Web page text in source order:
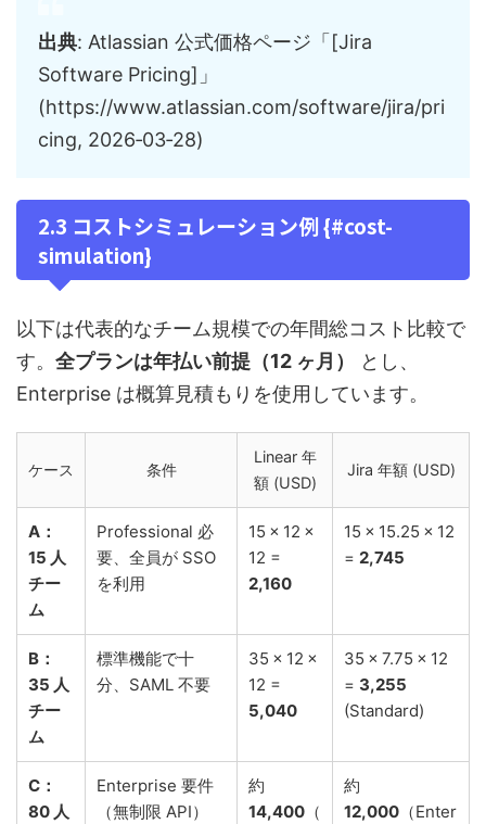
出典: Atlassian 公式価格ページ「[Jira
Software Pricing]」
(https://www.atlassian.com/software/jira/pri
cing, 2026‑03‑28)
2.3 コストシミュレーション例 {#cost-
simulation}
以下は代表的なチーム規模での年間総コスト比較で
す。 全プランは年払い前提（12 ヶ月）
とし、
Enterprise は概算見積もりを使用しています。
ケース 条件
Linear 年
額 (USD)
Jira 年額 (USD)
A：
15 人
チー
ム
Professional 必
要、全員が SSO
を利用
15 × 12 ×
12 =
2,160
15 × 15.25 × 12
= 2,745
B：
35 人
チー
ム
標準機能で十
分、SAML 不要
35 × 12 ×
12 =
5,040
35 × 7.75 × 12
= 3,255
(Standard)
C：
80 人
Enterprise 要件
（無制限 API）
約
14,400 （
約
12,000 （Enter